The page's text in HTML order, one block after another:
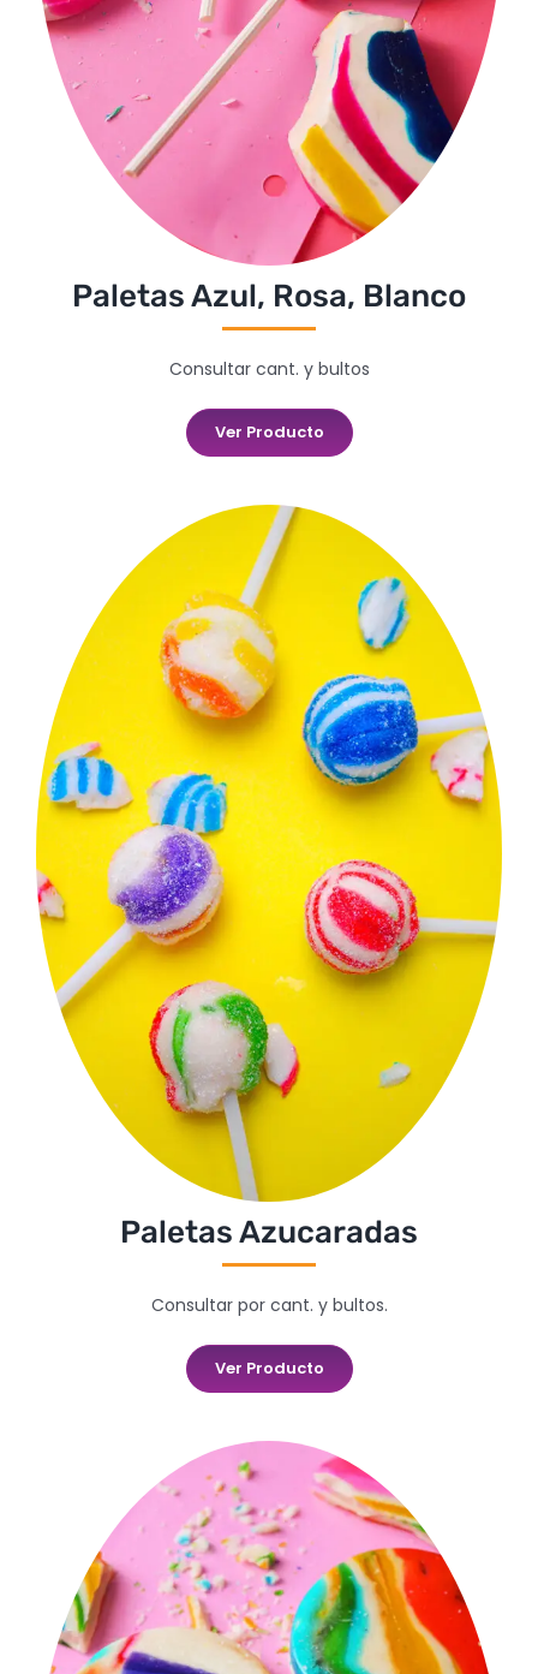
Paletas Azul, Rosa, Blanco
Consultar cant. y bultos
Ver Producto
Paletas Azucaradas
Consultar por cant. y bultos.
Ver Producto